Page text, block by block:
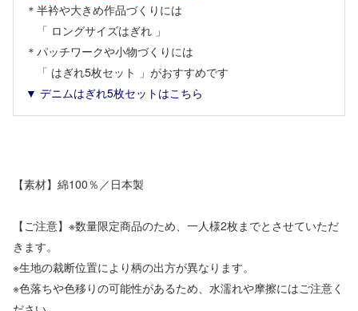
＊半衿や大きめ作品づくりには
「 ロングサイズはぎれ 」
＊パッチワークや小物づくりには
「 はぎれ5枚セット 」がおすすめです
▼ デニムはぎれ5枚セットはこちら
【素材】綿100％／日本製
【ご注意】※数量限定商品のため、一人様2枚までとさせていただ
きます。
※生地の裁断位置により柄の出方が異なります。
※色落ちや色移りの可能性があるため、水濡れや摩擦にはご注意く